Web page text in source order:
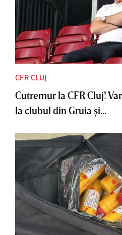
CFR CLUJ
Cutremur la CFR Cluj!
la clubul din Gruia şi...